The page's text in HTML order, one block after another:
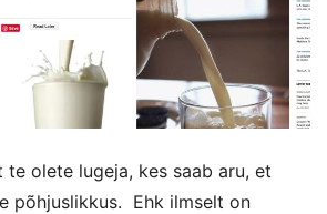
olete lugeja, kes saab aru, et
põhjuslikkus. Ehk ilmselt on